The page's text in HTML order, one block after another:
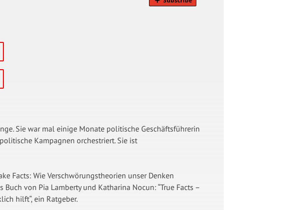
Sie war mal einige Monate politische Geschäftsführerin
Kampagnen orchestriert. Sie ist
Facts: Wie Verschwörungstheorien unser Denken
Buch von Pia Lamberty und Katharina Nocun: “True Facts –
hilft“, ein Ratgeber.